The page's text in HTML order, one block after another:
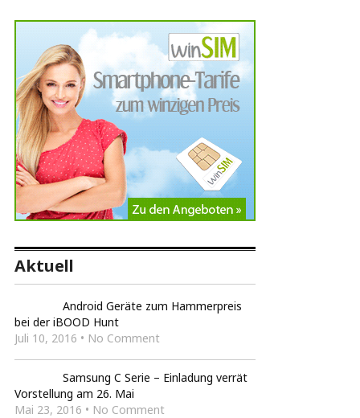
Aktuell
Android Geräte zum Hammerpreis
bei der iBOOD Hunt
Juli 10, 2016 • No Comment
Samsung C Serie – Einladung verrät
Vorstellung am 26. Mai
Mai 23, 2016 • No Comment